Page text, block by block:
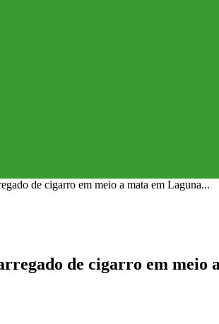
de cigarro em meio a mata em Laguna...
de cigarro em meio